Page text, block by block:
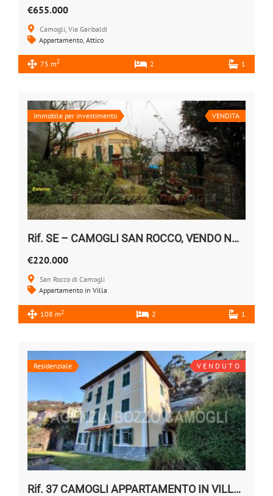
€655.000
Camogli, Via Garibaldi
Appartamento Attico
75 m2 2 1
Immobile per investimento VENDITA
Rif. SE – CAMOGLI SAN ROCCO, VENDO NUDA PROPRIETA’
€220.000
San Rocco di Camogli
Appartamento in Villa
108 m2 2 1
Residenziale V E N D U T O
Rif. 37 CAMOGLI APPARTAMENTO IN VILLA Vendesi